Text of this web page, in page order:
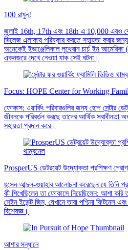
100 রাখুন!
জুলাই 16th, 17th এবং 18th এ 10,000 এরও
ভিলেজ এলাকায় পরিষ্কার করতে সহায়তা করার
অনেকেই ইভাঞ্জেলিকাল লুথেরান চার্চ ইন
একনজরে দেখে নেওয়া যাক সেই ঘটনা।
Focus: HOPE Center for Working
ফোকাস: ওয়ার্কিং পরিবারগুলির জন্য হোপ সেন্টার
জীবনকে পরিবর্তন করছে তাদের আর্থিক স্বাধীনতা
সহায়তা প্রদান করে।
ProsperUS ডেট্রয়েট উদ্যোক্তা প্রশিক্ষণ
হুসেন আব্দুল-ওয়াহাব আলোচনা করেছেন যে তিনি
কী শিখেছিলেন তা ফোকাসে নিয়েছিলেন: আশা করি
মেইন ইভেন্ট জিম, যেখানে তারা পশ্চিমা ফিটনেস এবং
বিশেষজ্ঞ।
আশার সন্ধানে